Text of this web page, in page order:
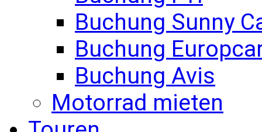
Buchung Sunny
Buchung
Buchung Avis
Motorrad mieten